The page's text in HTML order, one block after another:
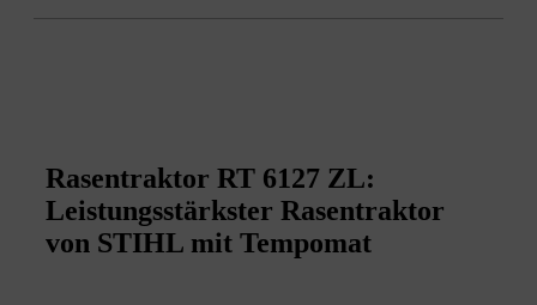
Rasentraktor RT 6127 ZL:
Leistungsstärkster Rasentraktor
von STIHL mit Tempomat